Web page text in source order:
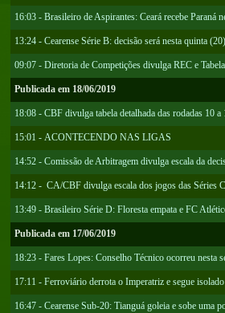
16:03 - Brasileiro de Aspirantes: Ceará recebe Paraná
13:24 - Cearense Série B: decisão será nesta quinta (20)
09:07 - Diretoria de Competições divulga REC e
Publicada em 18/06/2019
18:08 - CBF divulga tabela detalhada das rodadas 10
15:01 - ACONTECENDO NAS LIGAS
14:52 - Comissão de Arbitragem divulga escala da
14:12 - CA/CBF divulga escala dos jogos das Séries
13:49 - Brasileiro Série D: Floresta empata e FC
Publicada em 17/06/2019
18:23 - Fares Lopes: Conselho Técnico ocorreu nesta
17:11 - Ferroviário derrota o Imperatriz e segue
16:47 - Cearense Sub-20: Tianguá goleia e sobe uma